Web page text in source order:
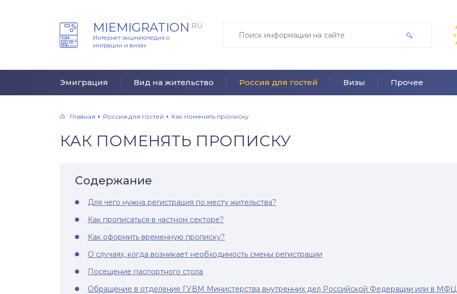
MIEMIGRATION RU
Интернет-энциклопедия о
миграции и визах
Эмиграция Вид на жительство Россия для гостей Визы Прочее
Главная Россия для гостей Как поменять прописку
КАК ПОМЕНЯТЬ ПРОПИСКУ
Содержание
Для чего нужна регистрация по месту жительства?
Как прописаться в частном секторе?
Как оформить временную прописку?
О случаях, когда возникает необходимость смены регистрации
Посещение паспортного стола
Обращение в отделение ГУВМ Министерства внутренних дел Российской Федерации или в МФЦ